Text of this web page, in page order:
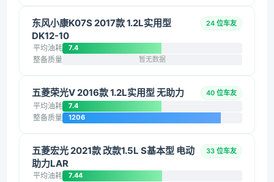
东风小康K07S 2017款 1.2L实用型
DK12-10
24 位车友
平均油耗 7.4
整备质量 暂无数据
五菱荣光V 2016款 1.2L实用型 无助力 40 位车友
平均油耗 7.4
整备质量 1206
五菱宏光 2021款 改款1.5L S基本型 电动
助力LAR
33 位车友
平均油耗 7.44